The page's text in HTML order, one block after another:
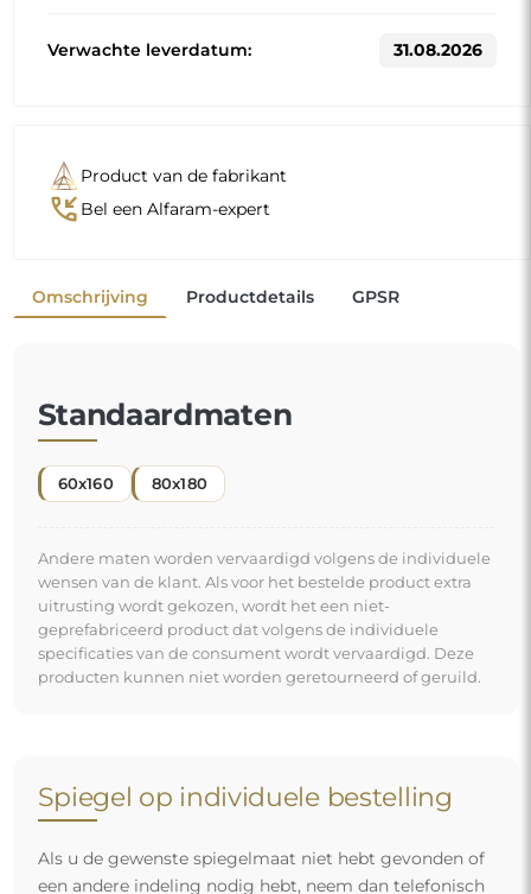
Verwachte leverdatum: 31.08.2026
Product van de fabrikant
phone_callback Bel een Alfaram-expert
Omschrijving Productdetails GPSR
Standaardmaten
60x160 80x180
Andere maten worden vervaardigd volgens de individuele
wensen van de klant. Als voor het bestelde product extra
uitrusting wordt gekozen, wordt het een niet-
geprefabriceerd product dat volgens de individuele
specificaties van de consument wordt vervaardigd. Deze
producten kunnen niet worden geretourneerd of geruild.
Spiegel op individuele bestelling
Als u de gewenste spiegelmaat niet hebt gevonden of
een andere indeling nodig hebt, neem dan telefonisch